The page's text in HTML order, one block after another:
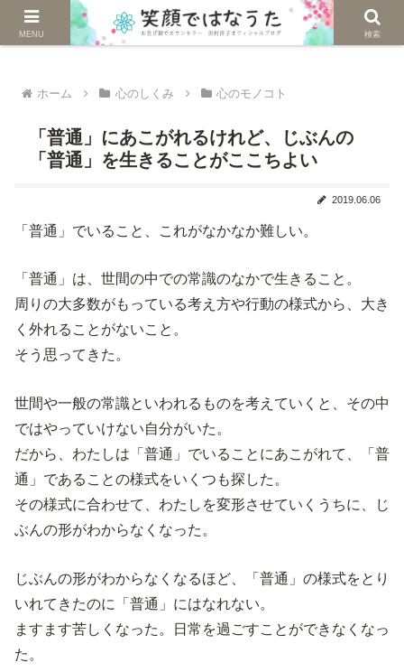
じぶんを生きる。自然に生きる。
ホーム 心のしくみ 心のモノコト
「普通」にあこがれるけれど、じぶんの
「普通」を生きることがここちよい
2019.06.06
「普通」でいること、これがなかなか難しい。
「普通」は、世間の中での常識のなかで生きること。
周りの大多数がもっている考え方や行動の様式から、大き
く外れることがないこと。
そう思ってきた。
世間や一般の常識といわれるものを考えていくと、その中
ではやっていけない自分がいた。
だから、わたしは「普通」でいることにあこがれて、「普
通」であることの様式をいくつも探した。
その様式に合わせて、わたしを変形させていくうちに、じ
ぶんの形がわからなくなった。
じぶんの形がわからなくなるほど、「普通」の様式をとり
いれてきたのに「普通」にはなれない。
ますます苦しくなった。日常を過ごすことができなくなっ
た。
MENU 検索